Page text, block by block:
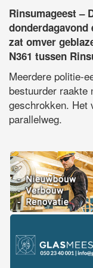
Rinsumageest –
donderdagavond
zat omver
N361 tussen
Meerdere politie-
bestuurder raakte
geschrokken. Het
parallelweg.